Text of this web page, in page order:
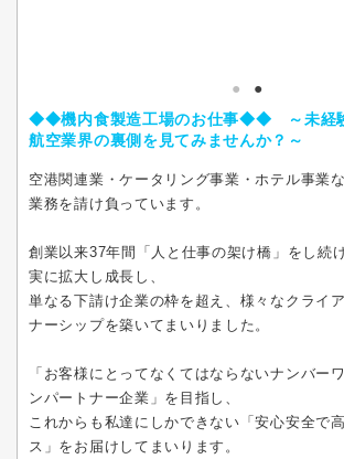
◆◆機内食製造工場のお仕事◆◆ ～未経験
航空業界の裏側を見てみませんか？～
空港関連業・ケータリング事業・ホテル事業
業務を請け負っています。
創業以来37年間「人と仕事の架け橋」をし続
実に拡大し成長し、
単なる下請け企業の枠を超え、様々なクライ
ナーシップを築いてまいりました。
「お客様にとってなくてはならないナンバー
ンパートナー企業」を目指し、
これからも私達にしかできない「安心安全で
ス」をお届けしてまいります。